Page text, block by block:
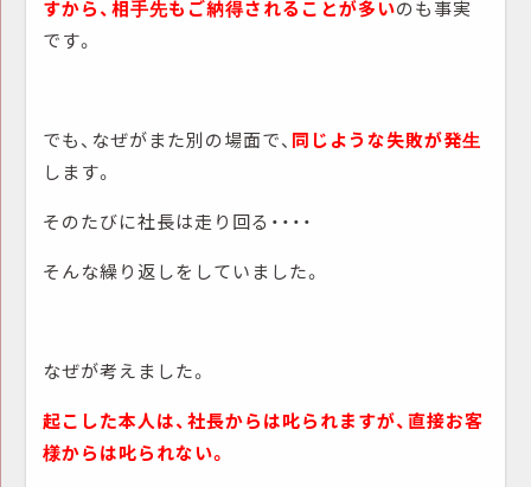
すから、相手先もご納得されることが多いのも事実
です。
でも、なぜがまた別の場面で、 同じような失敗が発生
します。
そのたびに社長は走り回る・・・・
そんな繰り返しをしていました。
なぜが考えました。
起こした本人は、社長からは叱られますが、直接お客
様からは叱られない。